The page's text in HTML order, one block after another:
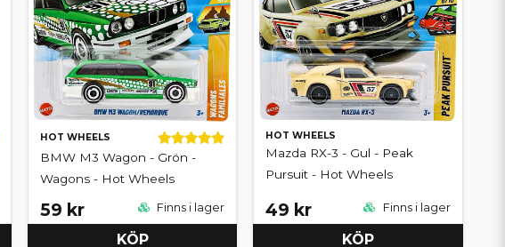
HOT WHEELS
BMW M3 Wagon - Grön -
Wagons - Hot Wheels
59 kr Finns i lager
KÖP
HOT WHEELS
Mazda RX-3 - Gul - Peak
Pursuit - Hot Wheels
49 kr Finns i lager
KÖP